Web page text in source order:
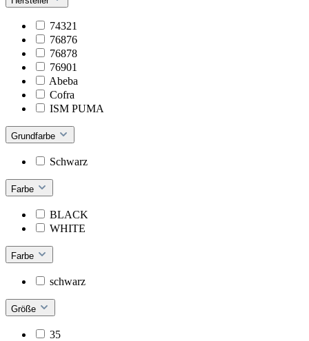
74321
76876
76878
76901
Abeba
Cofra
ISM PUMA
Grundfarbe
Schwarz
Farbe
BLACK
WHITE
Farbe
schwarz
Größe
35